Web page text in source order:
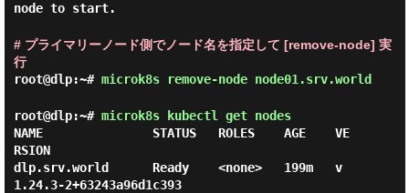
node to start.
# プライマリーノード側でノード名を指定して [remove-node] 実
行
root@dlp:~# microk8s remove-node node01.srv.world
root@dlp:~# microk8s kubectl get nodes
NAME               STATUS   ROLES    AGE    VE
RSION
dlp.srv.world      Ready    <none>   199m   v
1.24.3-2+63243a96d1c393